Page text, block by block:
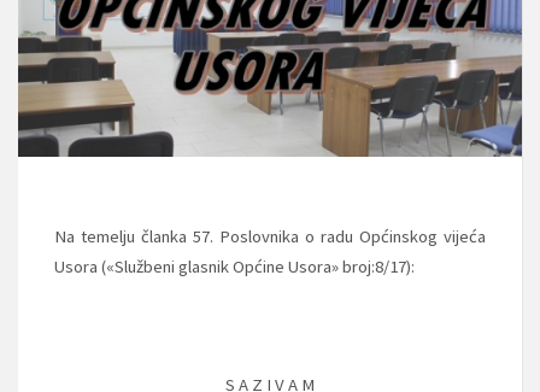
Na temelju članka 57. Poslovnika o radu Općinskog vijeća
Usora («Službeni glasnik Općine Usora» broj:8/17):
S A Z I V A M